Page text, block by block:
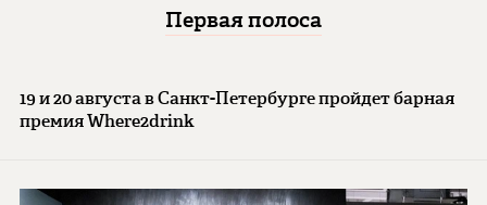
Первая полоса
19 и 20 августа в Санкт-Петербурге пройдет барная
премия Where2drink